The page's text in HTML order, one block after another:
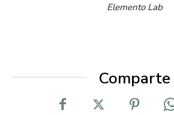
Elemento Lab
Comparte